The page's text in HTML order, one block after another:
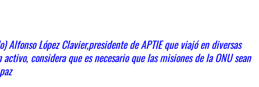
López Clavier,presidente de APTIE que viajó en diversas
considera que es necesario que las misiones de la ONU sean